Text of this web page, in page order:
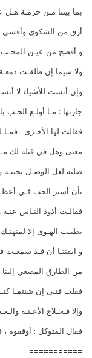
بما بيننا مـن حرمـة هـل
أرق من الشكوى وأقسى
و أفضح من عيـن المحـب
ولا سيما إن طلقـت
وإن أنست للأشياء لا
جارتها : مـا أولـع الحـب
فقالت لها الأخـرى : فمـا
معنى وهل في قتله لك
صليه لعل الوصـل يحييـه
بأن أسير الحب فـي
فقالـت أذود النـاس عنـه
يطيـب الهـوى إلا لمنهتـك
و ايقنتـا أن قـد سمعـت
من الطارق المصغي إلينا
فقلت فتـى إن شئتمـا
وإلا فـخـلاع الأعـنـة
فقال المتوكل : أوقفوه
===========